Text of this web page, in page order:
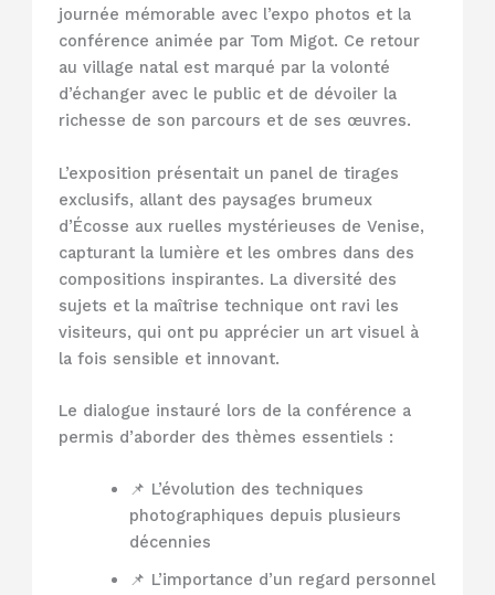
journée mémorable avec l’expo photos et la
conférence animée par Tom Migot. Ce retour
au village natal est marqué par la volonté
d’échanger avec le public et de dévoiler la
richesse de son parcours et de ses œuvres.
L’exposition présentait un panel de tirages
exclusifs, allant des paysages brumeux
d’Écosse aux ruelles mystérieuses de Venise,
capturant la lumière et les ombres dans des
compositions inspirantes. La diversité des
sujets et la maîtrise technique ont ravi les
visiteurs, qui ont pu apprécier un art visuel à
la fois sensible et innovant.
Le dialogue instauré lors de la conférence a
permis d’aborder des thèmes essentiels :
📌 L’évolution des techniques
photographiques depuis plusieurs
décennies
📌 L’importance d’un regard personnel